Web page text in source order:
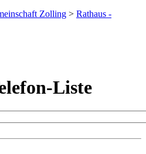
Zolling > Rathaus -
Liste